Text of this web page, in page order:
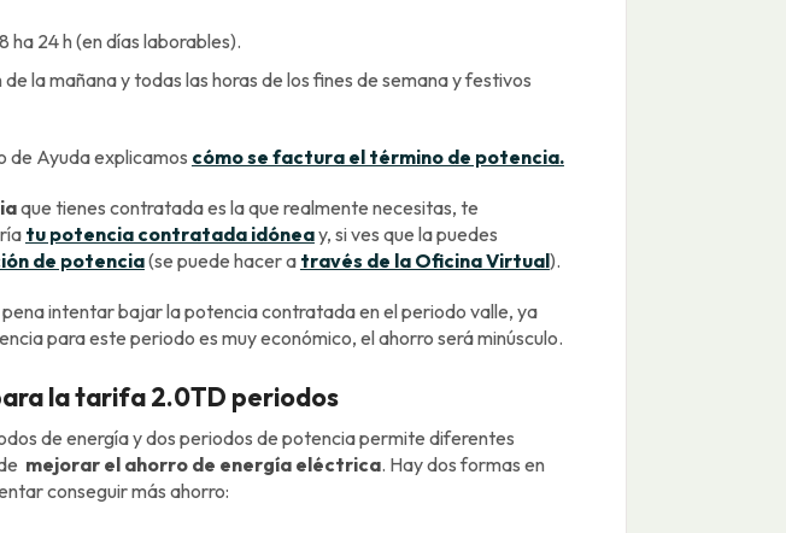
ha 24 h (en días laborables).
de la mañana y todas las horas de los fines de semana y festivos
de Ayuda explicamos cómo se factura el término de potencia.
que tienes contratada es la que realmente necesitas, te
tu potencia contratada idóneay, si ves que la puedes
de potencia(se puede hacer a través de la Oficina Virtual).
intentar bajar la potencia contratada en el periodo valle, ya
para este periodo es muy económico, el ahorro será minúsculo.
la tarifa 2.0TD periodos
de energía y dos periodos de potencia permite diferentes
mejorar el ahorro de energía eléctrica. Hay dos formas en
conseguir más ahorro: